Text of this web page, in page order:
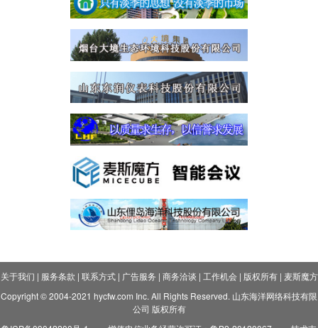
关于我们 | 服务条款 | 联系方式| 广告服务 | 商务洽谈 | 工作机会| 版权所有| 麦斯魔方
Copyright © 2004-2021 hycfw.com Inc. All Rights Reserved. 山东海洋网络科技有限
公司 版权所有